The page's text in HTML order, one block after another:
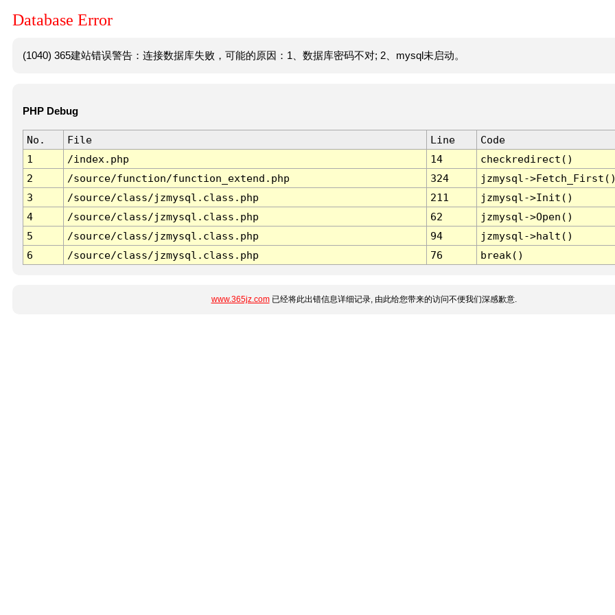
Database Error
(1040) 365建站错误警告：连接数据库失败，可能的原因：1、数据库密码不对; 2、mysql未启动。
PHP Debug
No. File Line
Code
1
/index.php 14
checkredirect()
2
/source/function/function_extend.php 324
jzmysql-
3
/source/class/jzmysql.class.php 211
jzmysql->Init()
4
/source/class/jzmysql.class.php 62
jzmysql->Open()
5
/source/class/jzmysql.class.php 94
jzmysql->halt()
6
/source/class/jzmysql.class.php 76 break()
www.365jz.com已经将此出错信息详细记录, 由此给您带来的访问不便我们深感歉意.